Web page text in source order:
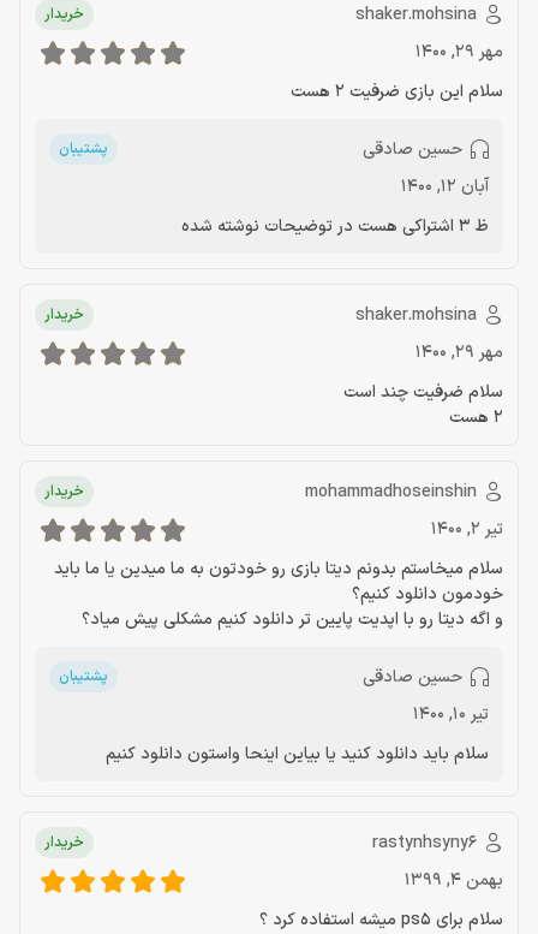
shaker.mohsina خریدار
مهر 29, 1400
سلام این بازی ضرفیت 2 هست
حسین صادقی پشتیبان
آبان 12, 1400
ظ 3 اشتراکی هست در توضیحات نوشته شده
shaker.mohsina خریدار
مهر 29, 1400
سلام ضرفیت چند است
2 هست
mohammadhoseinshin خریدار
تیر 2, 1400
سلام میخاستم بدونم دیتا بازی رو خودتون به ما میدین یا ما باید
خودمون دانلود کنیم؟
و اگه دیتا رو با اپدیت پایین تر دانلود کنیم مشکلی پیش میاد؟
حسین صادقی پشتیبان
تیر 10, 1400
سلام باید دانلود کنید یا بیاین اینحا واستون دانلود کنیم
rastynhsyny6 خریدار
بهمن 4, 1399
سلام برای ps5 میشه استفاده کرد ؟